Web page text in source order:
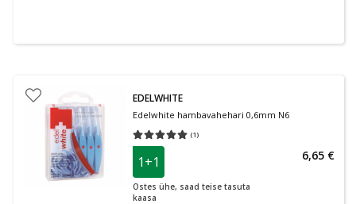
EDELWHITE
Edelwhite hambavahehari 0,6mm N6
(1)
Keskmine hinnang 5.00
1+1
Ostes ühe, saad teise tasuta
kaasa
6,65 €